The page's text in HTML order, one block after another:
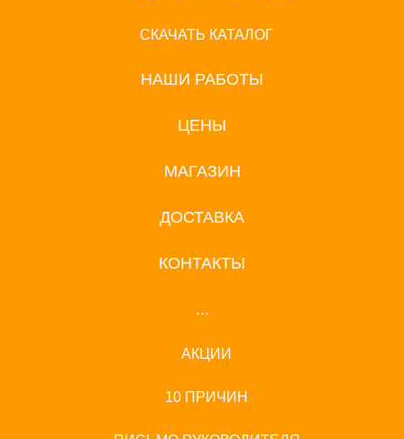
СКАЧАТЬ КАТАЛОГ
НАШИ РАБОТЫ
ЦЕНЫ
МАГАЗИН
ДОСТАВКА
КОНТАКТЫ
...
АКЦИИ
10 ПРИЧИН